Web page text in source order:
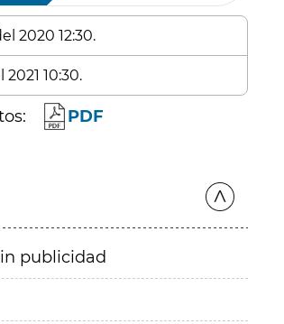
2020 12:30.
10:30.
PDF
publicidad